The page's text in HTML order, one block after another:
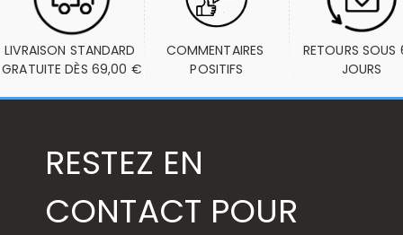
LIVRAISON STANDARD
GRATUITE DÈS 69,00 €
COMMENTAIRES
POSITIFS
RETOURS SOUS
JOURS
RESTEZ EN
CONTACT POUR